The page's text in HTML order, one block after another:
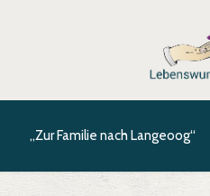
„Zur Familie nach Langeoog“